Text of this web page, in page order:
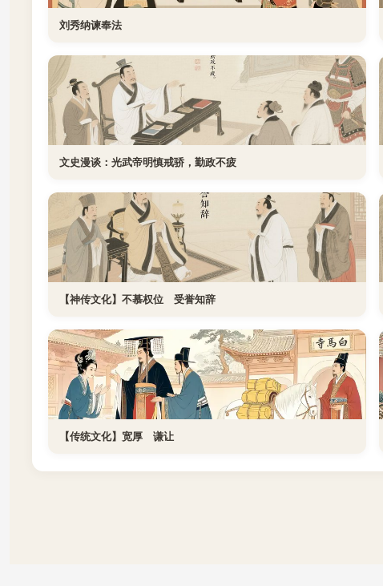
刘秀纳谏奉法
文史漫谈：光武帝明慎戒骄，勤政不疲
【神传文化】不慕权位 受誉知辞
【传统文化】宽厚 谦让